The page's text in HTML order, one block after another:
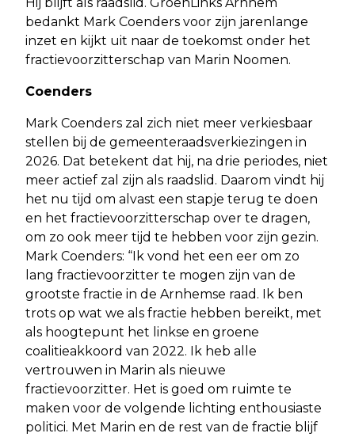
bedankt Mark Coenders voor zijn jarenlange
inzet en kijkt uit naar de toekomst onder het
fractievoorzitterschap van Marin Noomen.
Coenders
Mark Coenders zal zich niet meer verkiesbaar
stellen bij de gemeenteraadsverkiezingen in
2026. Dat betekent dat hij, na drie periodes, niet
meer actief zal zijn als raadslid. Daarom vindt hij
het nu tijd om alvast een stapje terug te doen
en het fractievoorzitterschap over te dragen,
om zo ook meer tijd te hebben voor zijn gezin.
Mark Coenders: “Ik vond het een eer om zo
lang fractievoorzitter te mogen zijn van de
grootste fractie in de Arnhemse raad. Ik ben
trots op wat we als fractie hebben bereikt, met
als hoogtepunt het linkse en groene
coalitieakkoord van 2022. Ik heb alle
vertrouwen in Marin als nieuwe
fractievoorzitter. Het is goed om ruimte te
maken voor de volgende lichting enthousiaste
politici. Met Marin en de rest van de fractie blijf